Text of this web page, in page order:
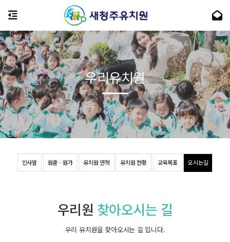
인사말 원훈ㆍ원가 유치원 연혁 유치원 현황 교육목표 오시는길
우리유치원
우리원 찾아오시는 길
우리 유치원을 찾아오시는 길 입니다.